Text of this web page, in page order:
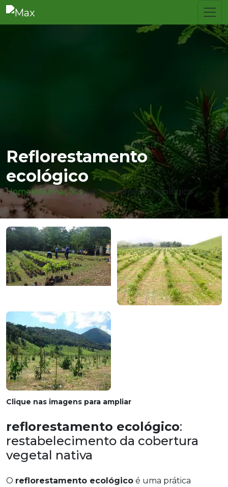
Reflorestamento
ecológico
HomeInformaçõesReflorestamento ecológico
Clique nas imagens para ampliar
reflorestamento ecológico:
restabelecimento da cobertura
vegetal nativa
O reflorestamento ecológico é uma prática